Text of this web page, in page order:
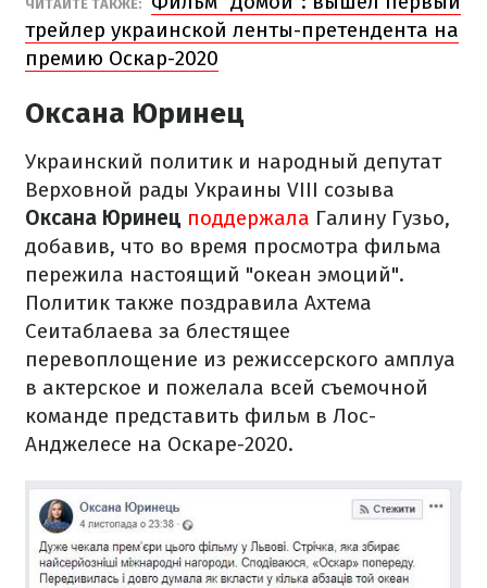
ЧИТАЙТЕ ТАКЖЕ:
трейлер украинской ленты-претендента на
премию Оскар-2020
Оксана Юринец
Украинский политик и народный депутат
Верховной рады Украины VIII созыва
Оксана Юринец поддержала Галину Гузьо,
добавив, что во время просмотра фильма
пережила настоящий "океан эмоций".
Политик также поздравила Ахтема
Сеитаблаева за блестящее
перевоплощение из режиссерского амплуа
в актерское и пожелала всей съемочной
команде представить фильм в Лос-
Анджелесе на Оскаре-2020.